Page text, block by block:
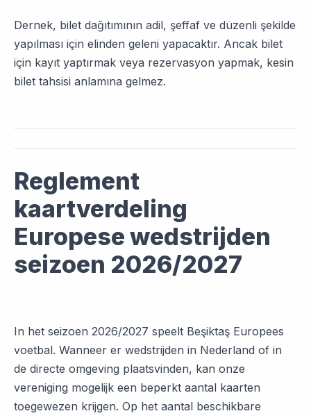
Dernek, bilet dağıtımının adil, şeffaf ve düzenli şekilde
yapılması için elinden geleni yapacaktır. Ancak bilet
için kayıt yaptırmak veya rezervasyon yapmak, kesin
bilet tahsisi anlamına gelmez.
Reglement
kaartverdeling
Europese wedstrijden
seizoen 2026/2027
In het seizoen 2026/2027 speelt Beşiktaş Europees
voetbal. Wanneer er wedstrijden in Nederland of in
de directe omgeving plaatsvinden, kan onze
vereniging mogelijk een beperkt aantal kaarten
toegewezen krijgen. Op het aantal beschikbare